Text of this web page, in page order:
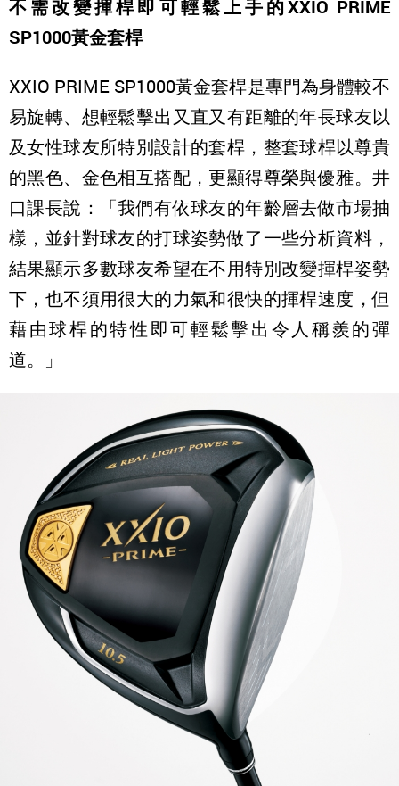
不需改變揮桿即可輕鬆上手的XXIO PRIME
SP1000黃金套桿
XXIO PRIME SP1000黃金套桿是專門為身體較不
易旋轉、想輕鬆擊出又直又有距離的年長球友以
及女性球友所特別設計的套桿，整套球桿以尊貴
的黑色、金色相互搭配，更顯得尊榮與優雅。井
口課長說：「我們有依球友的年齡層去做市場抽
樣，並針對球友的打球姿勢做了一些分析資料，
結果顯示多數球友希望在不用特別改變揮桿姿勢
下，也不須用很大的力氣和很快的揮桿速度，但
藉由球桿的特性即可輕鬆擊出令人稱羨的彈
道。」